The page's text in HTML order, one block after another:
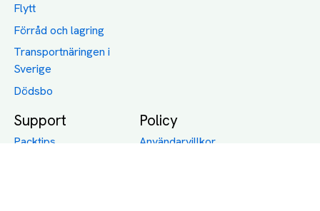
Flytt
Förråd och lagring
Transportnäringen i
Sverige
Dödsbo
Support
Packtips
Policy
Användarvillkor